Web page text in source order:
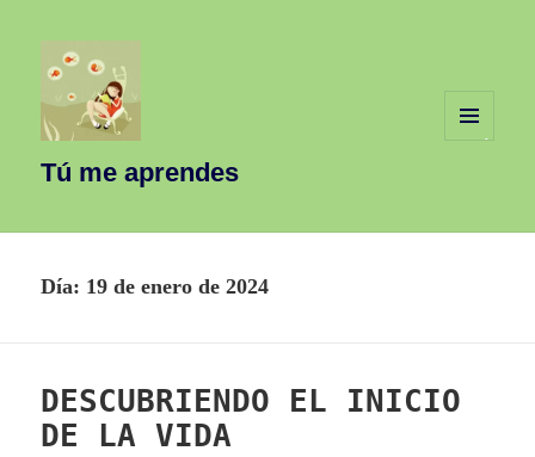
Tú me aprendes
Día: 19 de enero de 2024
DESCUBRIENDO EL INICIO
DE LA VIDA